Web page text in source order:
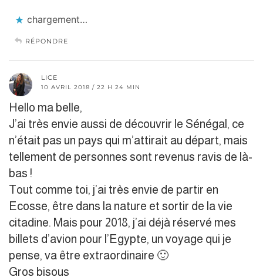
chargement…
RÉPONDRE
LICE
10 AVRIL 2018 / 22 H 24 MIN
Hello ma belle,
J’ai très envie aussi de découvrir le Sénégal, ce
n’était pas un pays qui m’attirait au départ, mais
tellement de personnes sont revenus ravis de là-
bas !
Tout comme toi, j’ai très envie de partir en
Ecosse, être dans la nature et sortir de la vie
citadine. Mais pour 2018, j’ai déjà réservé mes
billets d’avion pour l’Egypte, un voyage qui je
pense, va être extraordinaire 🙂
Gros bisous